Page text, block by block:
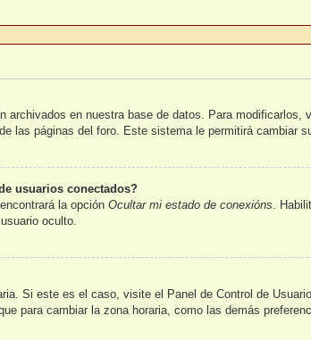
en nuestra base de datos. Para modificarlos,
las páginas del foro. Este sistema le permitirá cambiar
usuarios conectados?
la opción Ocultar mi estado de conexións .
oculto.
Si este es el caso, visite el Panel de Control de
para cambiar la zona horaria, como las demás